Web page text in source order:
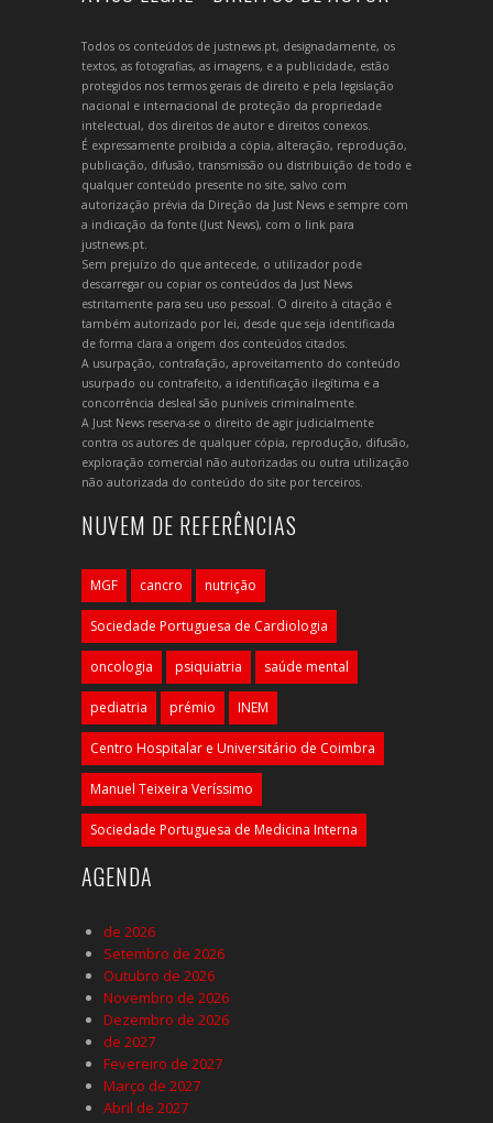
Todos os conteúdos de justnews.pt, designadamente, os
textos, as fotografias, as imagens, e a publicidade, estão
protegidos nos termos gerais de direito e pela legislação
nacional e internacional de proteção da propriedade
intelectual, dos direitos de autor e direitos conexos.
É expressamente proibida a cópia, alteração, reprodução,
publicação, difusão, transmissão ou distribuição de todo e
qualquer conteúdo presente no site, salvo com
autorização prévia da Direção da Just News e sempre com
a indicação da fonte (Just News), com o link para
justnews.pt.
Sem prejuízo do que antecede, o utilizador pode
descarregar ou copiar os conteúdos da Just News
estritamente para seu uso pessoal. O direito à citação é
também autorizado por lei, desde que seja identificada
de forma clara a origem dos conteúdos citados.
A usurpação, contrafação, aproveitamento do conteúdo
usurpado ou contrafeito, a identificação ilegítima e a
concorrência desleal são puníveis criminalmente.
A Just News reserva-se o direito de agir judicialmente
contra os autores de qualquer cópia, reprodução, difusão,
exploração comercial não autorizadas ou outra utilização
não autorizada do conteúdo do site por terceiros.
NUVEM DE REFERÊNCIAS
MGF cancro nutrição
Sociedade Portuguesa de Cardiologia
oncologia psiquiatria saúde mental
pediatria prémio INEM
Centro Hospitalar e Universitário de Coimbra
Manuel Teixeira Veríssimo
Sociedade Portuguesa de Medicina Interna
AGENDA
de 2026
Setembro de 2026
Outubro de 2026
Novembro de 2026
Dezembro de 2026
de 2027
Fevereiro de 2027
Março de 2027
Abril de 2027